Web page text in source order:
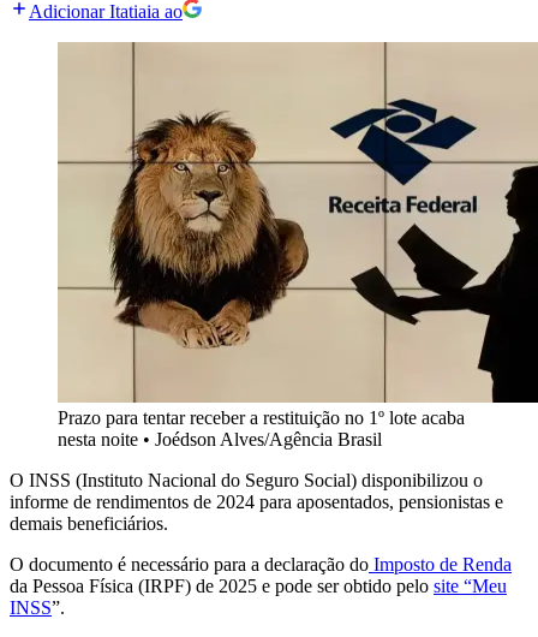
Adicionar Itatiaia ao
Prazo para tentar receber a restituição no 1º lote acaba
nesta noite • Joédson Alves/Agência Brasil
O INSS (Instituto Nacional do Seguro Social) disponibilizou o
informe de rendimentos de 2024 para aposentados, pensionistas e
demais beneficiários.
O documento é necessário para a declaração do Imposto de Renda
da Pessoa Física (IRPF) de 2025 e pode ser obtido pelo site “Meu
INSS”.